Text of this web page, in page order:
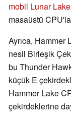
mobil Lunar
masaüstü
Ayrıca, Hammer
nesil Birleşik
bu Thunder
küçük E
Hammer Lake
çekirdeklerine